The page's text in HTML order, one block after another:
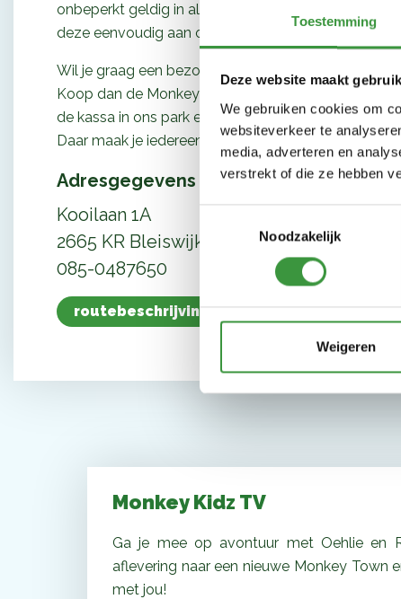
Toestemming
Deze website maakt
We gebruiken cookies om
websiteverkeer te
media, adverteren en
verstrekt of die ze hebben
Noodzakelijk
Weigeren
onbeperkt geldig in alle Monkey Town
deze eenvoudig aan onze kassa voor maar €69.
Wil je graag een bezoek aan Monkey Town
Koop dan de Monkey Town Cadeaubon voor
de kassa in ons park en uiteraard verpakken we
Daar maak je iedereen blij mee!
Adresgegevens
Kooilaan 1A
2665 KR Bleiswijk
085-0487650
routebeschrijving
Monkey Kidz TV
Ga je mee op avontuur met Oehlie en
aflevering naar een nieuwe Monkey Town
met jou!